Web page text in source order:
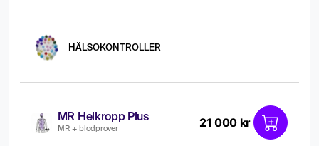
HÄLSOKONTROLLER
MR Helkropp Plus
MR + blodprover 21 000 kr